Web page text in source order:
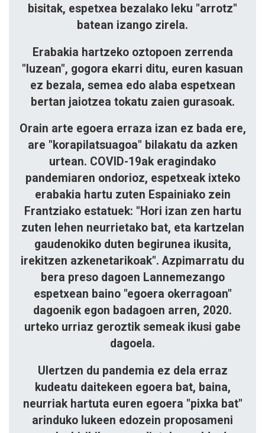
bisitak, espetxea bezalako leku "arrotz"
batean izango zirela.
Erabakia hartzeko oztopoen zerrenda
"luzean", gogora ekarri ditu, euren kasuan
ez bezala, semea edo alaba espetxean
bertan jaiotzea tokatu zaien gurasoak.
Orain arte egoera erraza izan ez bada ere,
are "korapilatsuagoa" bilakatu da azken
urtean. COVID-19ak eragindako
pandemiaren ondorioz, espetxeak ixteko
erabakia hartu zuten Espainiako zein
Frantziako estatuek: "Hori izan zen hartu
zuten lehen neurrietako bat, eta kartzelan
gaudenokiko duten begirunea ikusita,
irekitzen azkenetarikoak". Azpimarratu du
bera preso dagoen Lannemezango
espetxean baino "egoera okerragoan"
dagoenik egon badagoen arren, 2020.
urteko urriaz geroztik semeak ikusi gabe
dagoela.
Ulertzen du pandemia ez dela erraz
kudeatu daitekeen egoera bat, baina,
neurriak hartuta euren egoera "pixka bat"
arinduko lukeen edozein proposameni